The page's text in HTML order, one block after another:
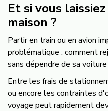
Et si vous
maison ?
Partir en train ou en avion
problématique : comment
sans dépendre de sa voiture
Entre les frais de
ou encore les contraintes
voyage peut rapidement